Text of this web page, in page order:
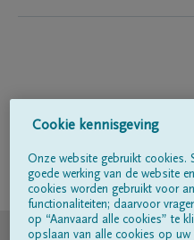
Volg ons op
©
Cookie kennisgeving
Onze website gebruikt cookies.
goede werking van de website
cookies worden gebruikt voor
functionaliteiten; daarvoor
op “Aanvaard alle cookies” te
opslaan van alle cookies op uw